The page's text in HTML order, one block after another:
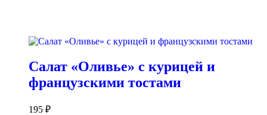
Салат «Оливье» с курицей и
французскими тостами
195 ₽